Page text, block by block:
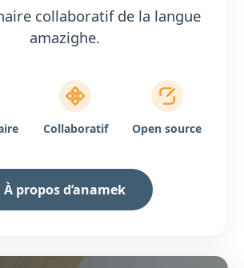
collaboratif de la langue
amazighe.
Collaboratif Open source
À propos d’anamek